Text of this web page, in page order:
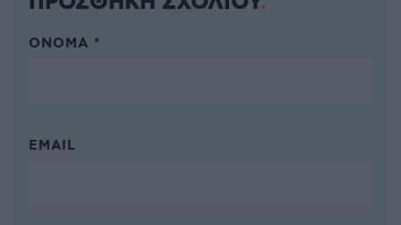
ΌΝΟΜΑ *
EMAIL